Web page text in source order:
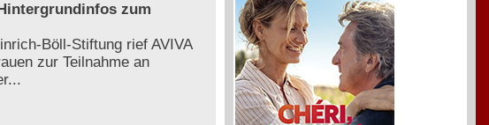
zum
Böll-Stiftung rief AVIVA
zur Teilnahme an